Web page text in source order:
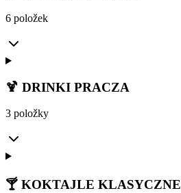
6 položek
🍹 DRINKI PRACZA
3 položky
🍸 KOKTAJLE KLASYCZNE